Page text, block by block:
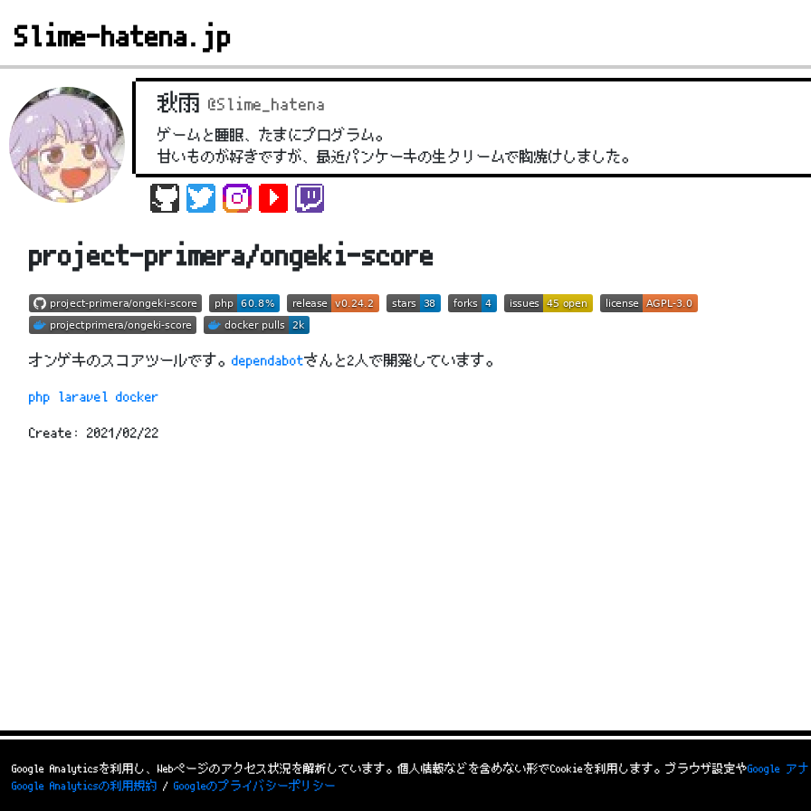
Slime-hatena.jp
秋雨 @Slime_hatena
ゲームと睡眠、たまにプログラム。
甘いものが好きですが、最近パンケーキの生クリームで胸焼けしました。
project-primera/ongeki-score
オンゲキのスコアツールです。 dependabotさんと2人で開発しています。
php laravel docker
Create: 2021/02/22
Google Analyticsを利用し、Webページのアクセス状況を解析しています。個人情報などを含めない形でCookieを利用します。ブラウザ設定やGoogle ア
Google Analyticsの利用規約 / Googleのプライバシーポリシー